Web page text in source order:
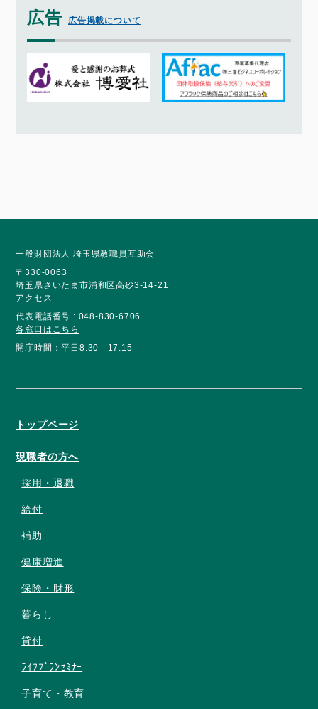
広告 広告掲載について
一般財団法人 埼玉県教職員互助会
〒330-0063
埼玉県さいたま市浦和区高砂3-14-21
アクセス
代表電話番号 : 048-830-6706
各窓口はこちら
開庁時間：平日8:30 - 17:15
トップページ
現職者の方へ
採用・退職
給付
補助
健康増進
保険・財形
暮らし
貸付
ﾗｲﾌﾌﾟﾗﾝｾﾐﾅｰ
子育て・教育